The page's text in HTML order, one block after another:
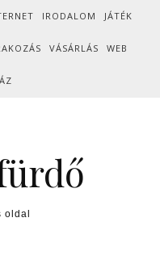
IRODALOM JÁTÉK
VÁSÁRLÁS WEB
oldal